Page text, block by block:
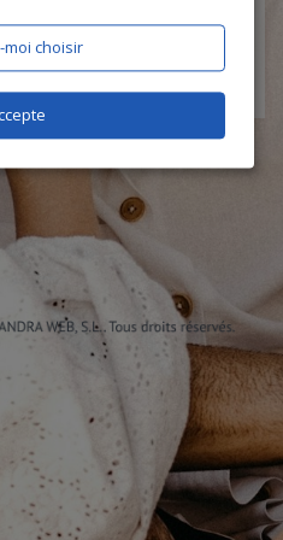
moi choisir